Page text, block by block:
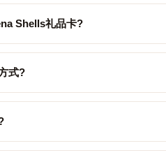
Shells礼品卡?
式?